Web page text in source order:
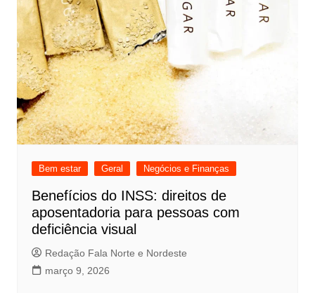
Bem estar Geral Negócios e Finanças
Benefícios do INSS: direitos de
aposentadoria para pessoas com
deficiência visual
Redação Fala Norte e Nordeste
março 9, 2026